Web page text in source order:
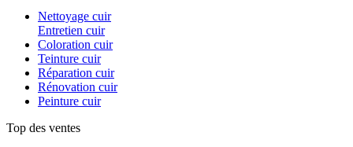
Nettoyage cuir
Entretien cuir
Coloration cuir
Teinture cuir
Réparation cuir
Rénovation cuir
Peinture cuir
Top des ventes